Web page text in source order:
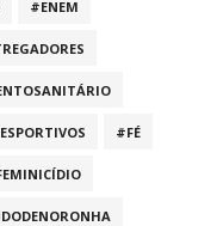
#ENEM
#FÉ